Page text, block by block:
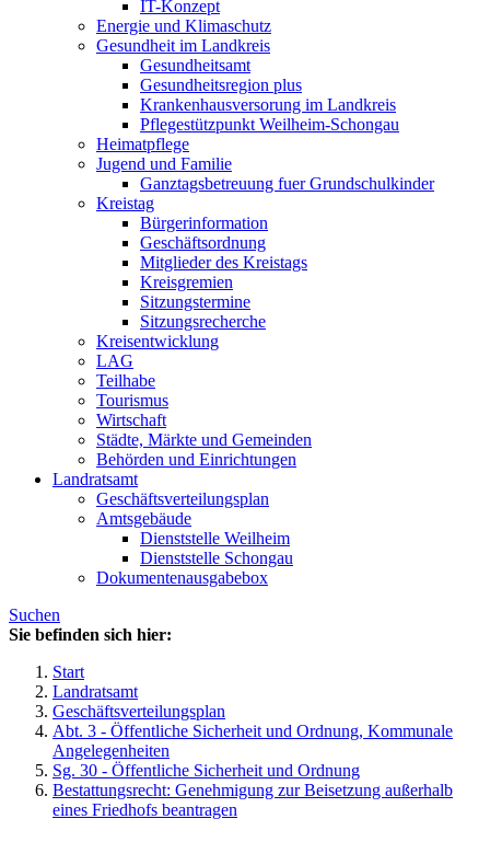
IT-Konzept
Energie und Klimaschutz
Gesundheit im Landkreis
Gesundheitsamt
Gesundheitsregion plus
Krankenhausversorung im Landkreis
Pflegestützpunkt Weilheim-Schongau
Heimatpflege
Jugend und Familie
Ganztagsbetreuung fuer Grundschulkinder
Kreistag
Bürgerinformation
Geschäftsordnung
Mitglieder des Kreistags
Kreisgremien
Sitzungstermine
Sitzungsrecherche
Kreisentwicklung
LAG
Teilhabe
Tourismus
Wirtschaft
Städte, Märkte und Gemeinden
Behörden und Einrichtungen
Landratsamt
Geschäftsverteilungsplan
Amtsgebäude
Dienststelle Weilheim
Dienststelle Schongau
Dokumentenausgabebox
Suchen
Sie befinden sich hier:
Start
Landratsamt
Geschäftsverteilungsplan
Abt. 3 - Öffentliche Sicherheit und Ordnung, Kommunale
Angelegenheiten
Sg. 30 - Öffentliche Sicherheit und Ordnung
Bestattungsrecht: Genehmigung zur Beisetzung außerhalb
eines Friedhofs beantragen